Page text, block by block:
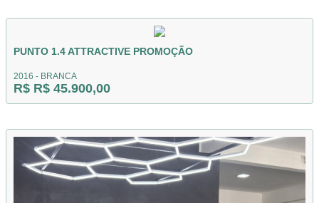
PUNTO 1.4 ATTRACTIVE PROMOÇÃO
2016 - BRANCA
R$ R$ 45.900,00